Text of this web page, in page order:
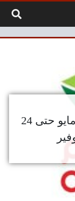
عروض العثيم مصر اليوم 18 مايو حتى 24